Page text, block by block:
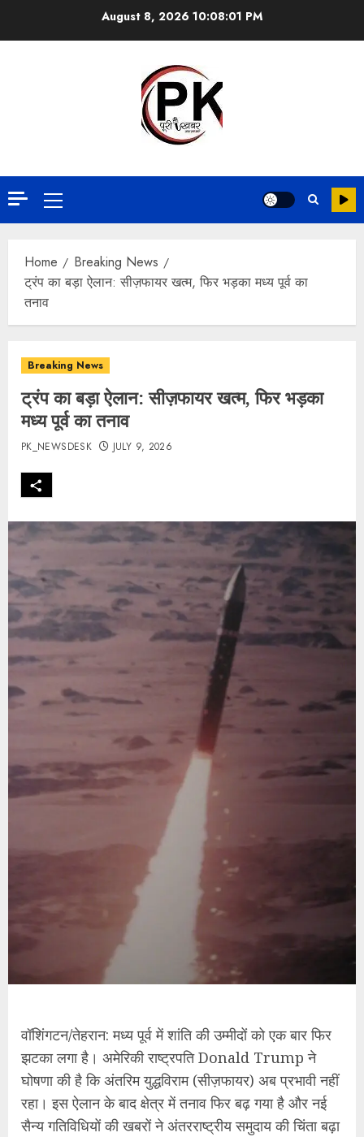
August 8, 2026 10:08:02 PM
Home
Breaking News
ट्रंप का बड़ा ऐलान: सीज़फायर खत्म, फिर भड़का मध्य पूर्व का
तनाव
Breaking News
ट्रंप का बड़ा ऐलान: सीज़फायर खत्म, फिर भड़का
मध्य पूर्व का तनाव
PK_NEWSDESK JULY 9, 2026
वॉशिंगटन/तेहरान: मध्य पूर्व में शांति की उम्मीदों को एक बार फिर
झटका लगा है। अमेरिकी राष्ट्रपति Donald Trump ने
घोषणा की है कि अंतरिम युद्धविराम (सीज़फायर) अब प्रभावी नहीं
रहा। इस ऐलान के बाद क्षेत्र में तनाव फिर बढ़ गया है और नई
सैन्य गतिविधियों की खबरों ने अंतरराष्ट्रीय समुदाय की चिंता बढ़ा